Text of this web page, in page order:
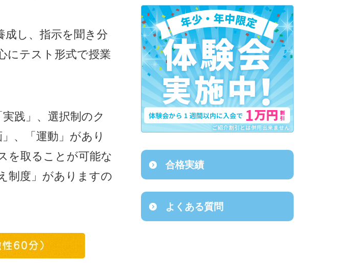
し、指示を聞き分
にテスト形式で授業
践」、選択制のク
、「運動」があり
を取ることが可能な
制度」がありますの
合格実績
よくある質問